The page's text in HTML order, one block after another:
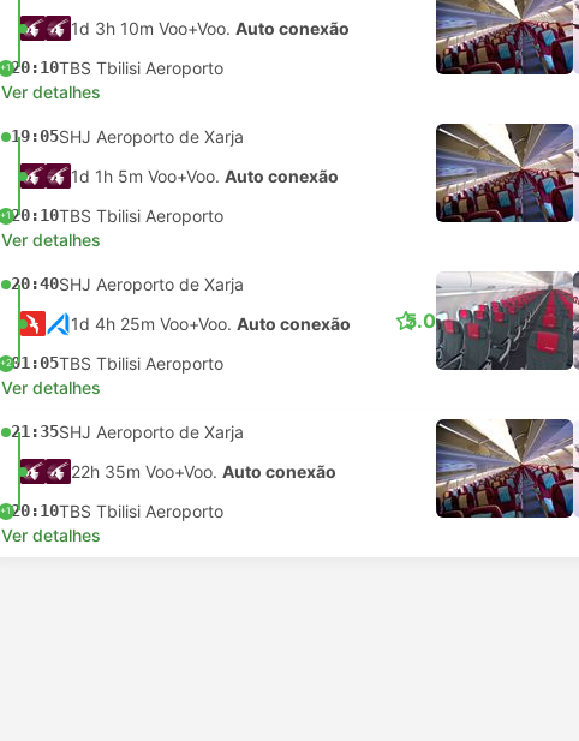
1d 3h 10m Voo+Voo. Auto conexão
+120:10TBS Tbilisi Aeroporto
Ver detalhes
19:05SHJ Aeroporto de Xarja
1d 1h 5m Voo+Voo. Auto conexão
+120:10TBS Tbilisi Aeroporto
Ver detalhes
20:40SHJ Aeroporto de Xarja
1d 4h 25m Voo+Voo. Auto conexão
+201:05TBS Tbilisi Aeroporto
5.0
Ver detalhes
21:35SHJ Aeroporto de Xarja
22h 35m Voo+Voo. Auto conexão
+120:10TBS Tbilisi Aeroporto
Ver detalhes